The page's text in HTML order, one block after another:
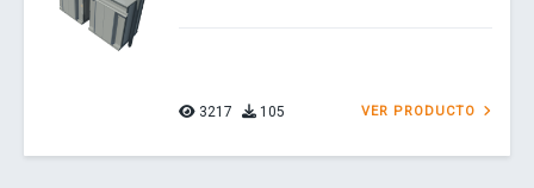
3217 105 VER PRODUCTO